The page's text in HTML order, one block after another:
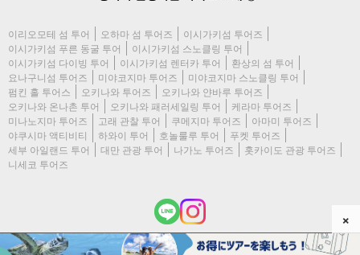
이리오모테 섬 투어 오하마 섬 투어즈
이시가키섬 투어즈
이시가키섬 푸른 동굴 투어
이시가키섬 스노클링 투어
이시가키섬 다이빙 투어
이시가키섬 렌터카 투어
환상의 섬 투어
요나구니섬 투어즈
미야코지마 투어즈
미야코지마 스노클링 투어
펌킨 홀 투어스
오키나와 투어즈
오키나와 얀바루 투어즈
오키나와 온나촌 투어
오키나와 패러세일링 투어
케라마 투어즈
미나노지마 투어즈
고래 관찰 투어 쿠메지마 투어즈
아마미 투어즈
야쿠시마 액티비티
하와이 투어 호놀룰루 투어
푸켓 투어즈
세부 아일랜드 투어
대만 관광 투어 나가노 투어즈
홋카이도 관광 투어즈
니세코 투어즈
(c) 2026 이시가키지마 투어즈 All Rights Reserved.
×